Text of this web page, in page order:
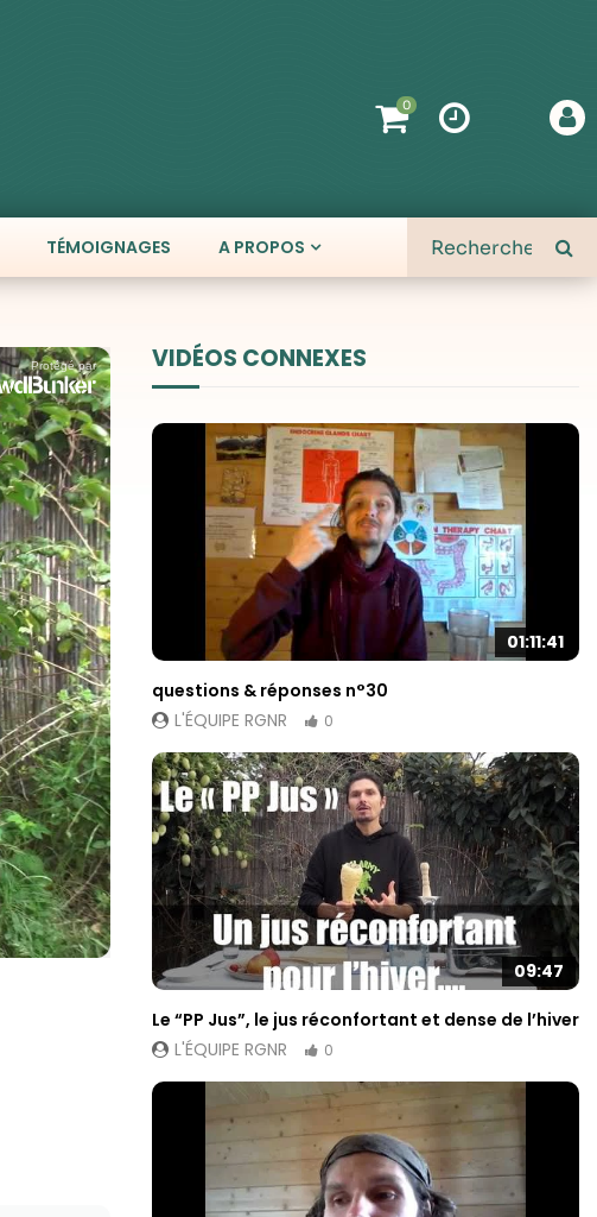
0
TÉMOIGNAGES A PROPOS
VIDÉOS CONNEXES
01:11:41
questions & réponses n°30
L'ÉQUIPE RGNR
0
09:47
Le “PP Jus”, le jus réconfortant et dense de l’hiver
L'ÉQUIPE RGNR
0